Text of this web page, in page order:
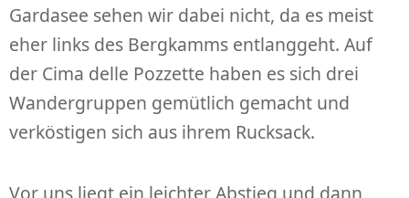
Gardasee sehen wir dabei nicht, da es meist
eher links des Bergkamms entlanggeht. Auf
der Cima delle Pozzette haben es sich drei
Wandergruppen gemütlich gemacht und
verköstigen sich aus ihrem Rucksack.